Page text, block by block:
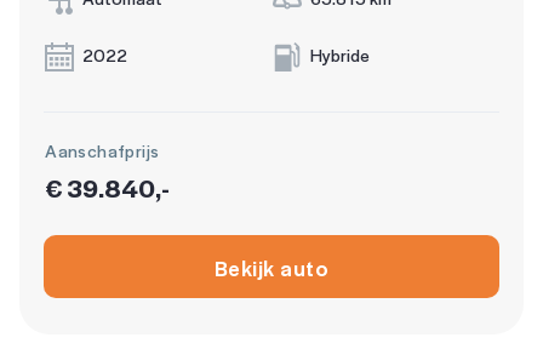
2022 Hybride
Aanschafprijs
€ 39.840,-
Bekijk auto